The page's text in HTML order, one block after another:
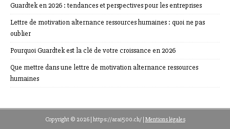
Guardtek en 2026 : tendances et perspectives pour les entreprises
Lettre de motivation alternance ressources humaines : quoi ne pas
oublier
Pourquoi Guardtek est la clé de votre croissance en 2026
Que mettre dans une lettre de motivation alternance ressources
humaines
Copyright © 2026 | https://arai500.ch/ | Mentions légales